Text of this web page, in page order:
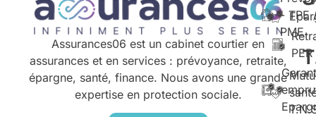
Assurances06 est un cabinet courtier en
assurances et en services : prévoyance, retraite,
épargne, santé, finance. Nous avons une grande
expertise en protection sociale.
- TPE
PME
PER